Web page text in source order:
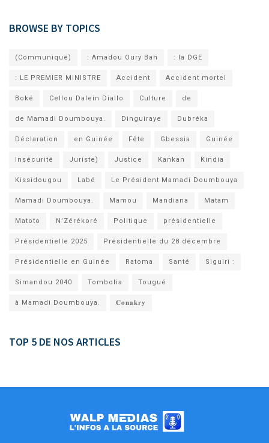
BROWSE BY TOPICS
(Communiqué) : Amadou Oury Bah : la DGE
: LE PREMIER MINISTRE Accident Accident mortel
Boké Cellou Dalein Diallo Culture de
de Mamadi Doumbouya. Dinguiraye Dubréka
Déclaration en Guinée Fête Gbessia Guinée
Insécurité Juriste) Justice Kankan Kindia
Kissidougou Labé Le Président Mamadi Doumbouya
Mamadi Doumbouya. Mamou Mandiana Matam
Matoto N’Zérékoré Politique présidentielle
Présidentielle 2025 Présidentielle du 28 décembre
Présidentielle en Guinée Ratoma Santé Siguiri :
Simandou 2040 Tombolia Tougué
à Mamadi Doumbouya. 𝐂𝐨𝐧𝐚𝐤𝐫𝐲
TOP 5 DE NOS ARTICLES